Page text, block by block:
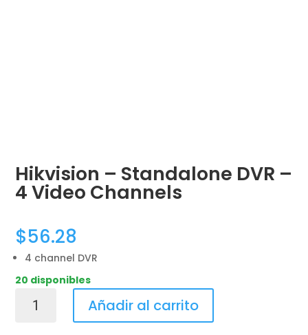
Hikvision – Standalone DVR –
4 Video Channels
$56.28
4 channel DVR
20 disponibles
Añadir al carrito